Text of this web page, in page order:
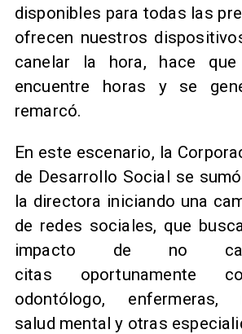
disponibles para todas las
ofrecen nuestros
canelar la hora, hace
encuentre horas y se
remarcó.
En este escenario, la
de Desarrollo Social se
la directora iniciando una
de redes sociales, que
impacto de no
citas oportunamente
odontólogo, enfermeras,
salud mental y otras